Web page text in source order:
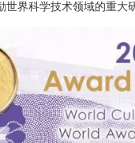
世界科学技术领域的重